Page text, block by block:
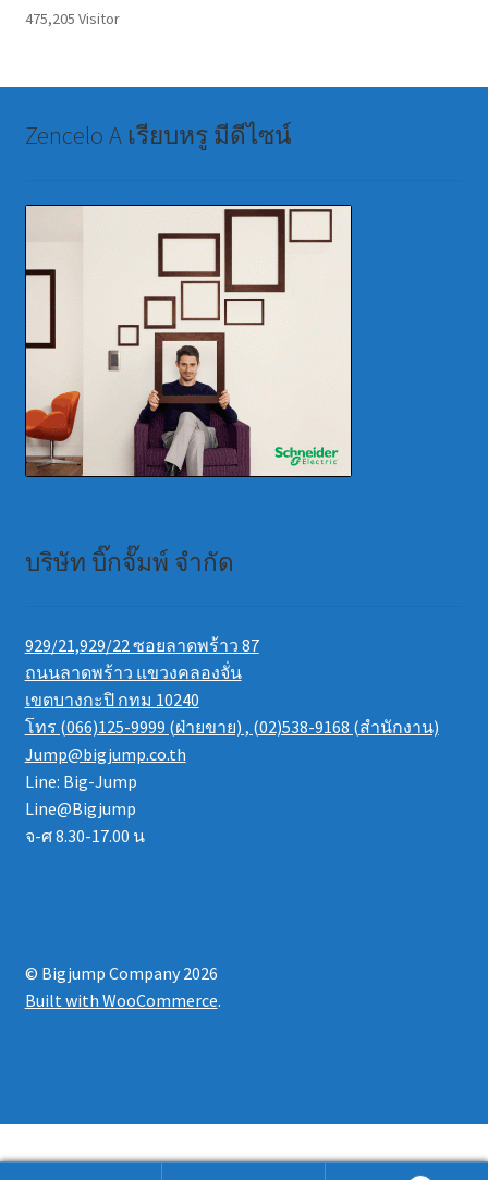
475,205 Visitor
Zencelo A เรียบหรู มีดีไซน์
บริษัท บิ๊กจั๊มพ์ จำกัด
929/21,929/22 ซอยลาดพร้าว 87
ถนนลาดพร้าว แขวงคลองจั่น
เขตบางกะปิ กทม 10240
โทร (066)125-9999 (ฝ่ายขาย) , (02)538-9168 (สำนักงาน)
Jump@bigjump.co.th
Line: Big-Jump
Line@Bigjump
จ-ศ 8.30-17.00 น
© Bigjump Company 2026
Built with WooCommerce.